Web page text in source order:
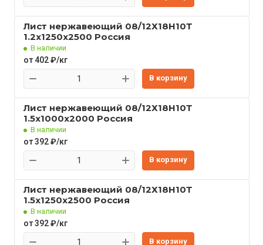
Лист нержавеющий 08/12Х18Н10Т
1.2x1250x2500 Россия
В наличии
от 402 ₽/кг
В корзину
Лист нержавеющий 08/12Х18Н10Т
1.5x1000x2000 Россия
В наличии
от 392 ₽/кг
В корзину
Лист нержавеющий 08/12Х18Н10Т
1.5x1250x2500 Россия
В наличии
от 392 ₽/кг
В корзину